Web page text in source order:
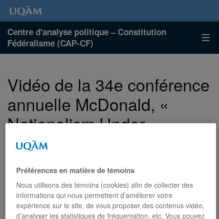
Centre d'analyse politique – Constitution
Fédéralisme (CAP-CF)
Vidéo de la 34e conférence
annuelle McDonald, «
Nationalism Under
Scrutiny: The Promises of
Liberal Nationalism and
Multinational Federalism »,
prononcée par Alain-G.
Préférences en matière de témoins
Nous utilisons des témoins (cookies) afin de collecter des
informations qui nous permettent d’améliorer votre
expérience sur le site, de vous proposer des contenus vidéo,
d’analyser les statistiques de fréquentation, etc. Vous pouvez